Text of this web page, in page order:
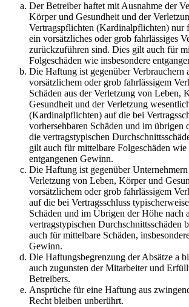
Der Betreiber haftet mit Ausnahme der
Körper und Gesundheit und der
Vertragspflichten (Kardinalpflichten) nur
ein vorsätzliches oder grob fahrlässiges
zurückzuführen sind. Dies gilt auch für
Folgeschäden wie insbesondere
Die Haftung ist gegenüber Verbrauchern
vorsätzlichem oder grob fahrlässigem
Schäden aus der Verletzung von Leben,
Gesundheit und der Verletzung
(Kardinalpflichten) auf die bei
vorhersehbaren Schäden und im übrigen
die vertragstypischen
gilt auch für mittelbare Folgeschäden wie
entgangenen Gewinn.
Die Haftung ist gegenüber
Verletzung von Leben, Körper und
vorsätzlichem oder grob fahrlässigem
auf die bei Vertragsschluss
Schäden und im Übrigen der Höhe nach
vertragstypischen Durchschnittsschäden
auch für mittelbare Schäden,
Gewinn.
Die Haftungsbegrenzung der Absätze a
auch zugunsten der Mitarbeiter und
Betreibers.
Ansprüche für eine Haftung aus
Recht bleiben unberührt.